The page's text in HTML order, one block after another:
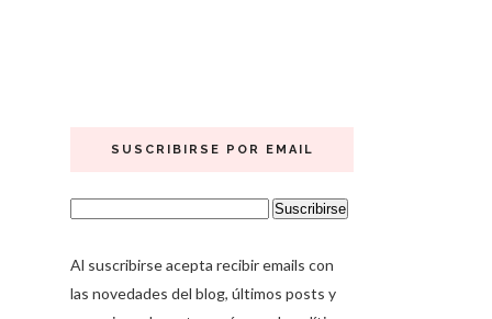
SUSCRIBIRSE POR EMAIL
Al suscribirse acepta recibir emails con
las novedades del blog, últimos posts y